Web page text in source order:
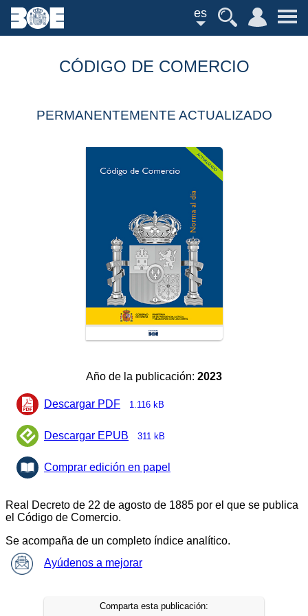
es
CÓDIGO DE COMERCIO
PERMANENTEMENTE ACTUALIZADO
Año de la publicación: 2023
Descargar PDF 1.116 kB
Descargar EPUB 311 kB
Comprar edición en papel
Real Decreto de 22 de agosto de 1885 por el que se publica
el Código de Comercio.
Se acompaña de un completo índice analítico.
Ayúdenos a mejorar
Comparta esta publicación: